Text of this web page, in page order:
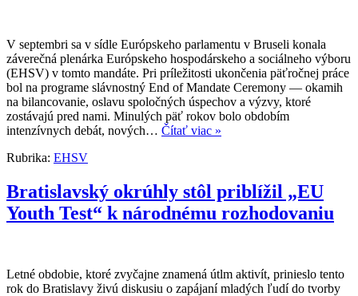
V septembri sa v sídle Európskeho parlamentu v Bruseli konala
záverečná plenárka Európskeho hospodárskeho a sociálneho výboru
(EHSV) v tomto mandáte. Pri príležitosti ukončenia päťročnej práce
bol na programe slávnostný End of Mandate Ceremony — okamih
na bilancovanie, oslavu spoločných úspechov a výzvy, ktoré
zostávajú pred nami. Minulých päť rokov bolo obdobím
intenzívnych debát, nových… Čítať viac »
Rubrika: EHSV
Bratislavský okrúhly stôl priblížil „EU
Youth Test“ k národnému rozhodovaniu
Letné obdobie, ktoré zvyčajne znamená útlm aktivít, prinieslo tento
rok do Bratislavy živú diskusiu o zapájaní mladých ľudí do tvorby